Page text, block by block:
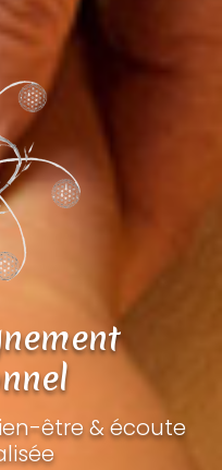
être & écoute